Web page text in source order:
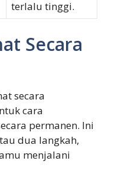
terlalu tinggi.
Secara
secara
cara
permanen. Ini
dua langkah,
menjalani